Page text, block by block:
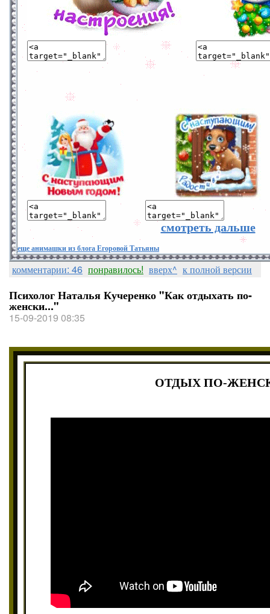
смотреть дальше
еще анимашки из блога Егоровой Татьяны
комментарии: 46 понравилось! вверх^ к полной версии
Психолог Наталья Кучеренко "Как отдыхать по-
женски..."
15-09-2019 08:35
ОТДЫХ ПО-